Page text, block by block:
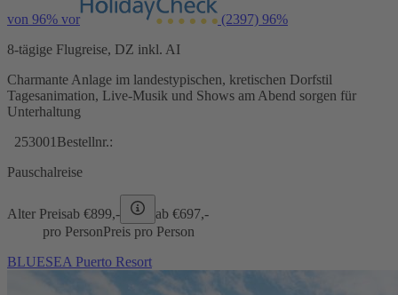
von 96% vor (2397) 96%
8-tägige Flugreise, DZ inkl. AI
Charmante Anlage im landestypischen, kretischen Dorfstil
Tagesanimation, Live-Musik und Shows am Abend sorgen für
Unterhaltung
253001 Bestellnr.:
Pauschalreise
Alter Preisab €899,- ab €697,-
pro PersonPreis pro Person
BLUESEA Puerto Resort